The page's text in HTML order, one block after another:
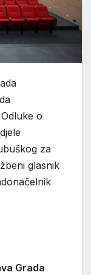
o
za
glasnik
Grada